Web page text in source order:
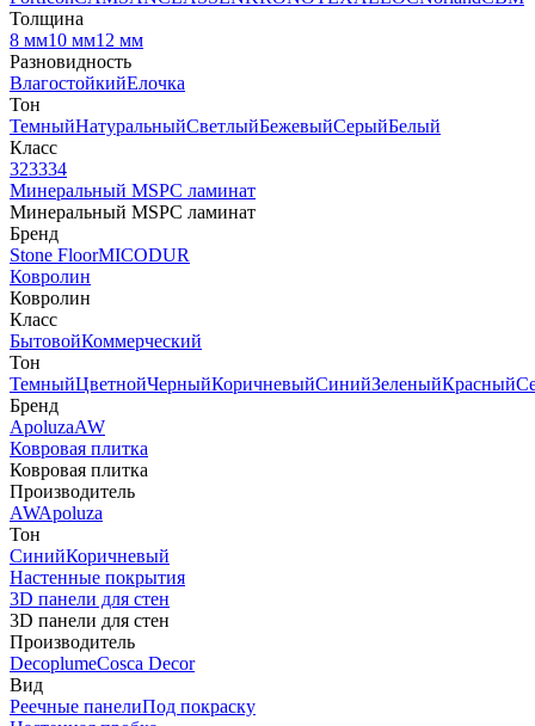
Толщина
8 мм10 мм12 мм
Разновидность
ВлагостойкийЕлочка
Тон
ТемныйНатуральныйСветлыйБежевыйСерыйБелый
Класс
323334
Минеральный MSPC ламинат
Минеральный MSPC ламинат
Бренд
Stone FloorMICODUR
Ковролин
Ковролин
Класс
БытовойКоммерческий
Тон
ТемныйЦветнойЧерныйКоричневыйСинийЗеленыйКрасный
Бренд
ApoluzaAW
Ковровая плитка
Ковровая плитка
Производитель
AWApoluza
Тон
СинийКоричневый
Настенные покрытия
3D панели для стен
3D панели для стен
Производитель
DecoplumeCosca Decor
Вид
Реечные панелиПод покраску